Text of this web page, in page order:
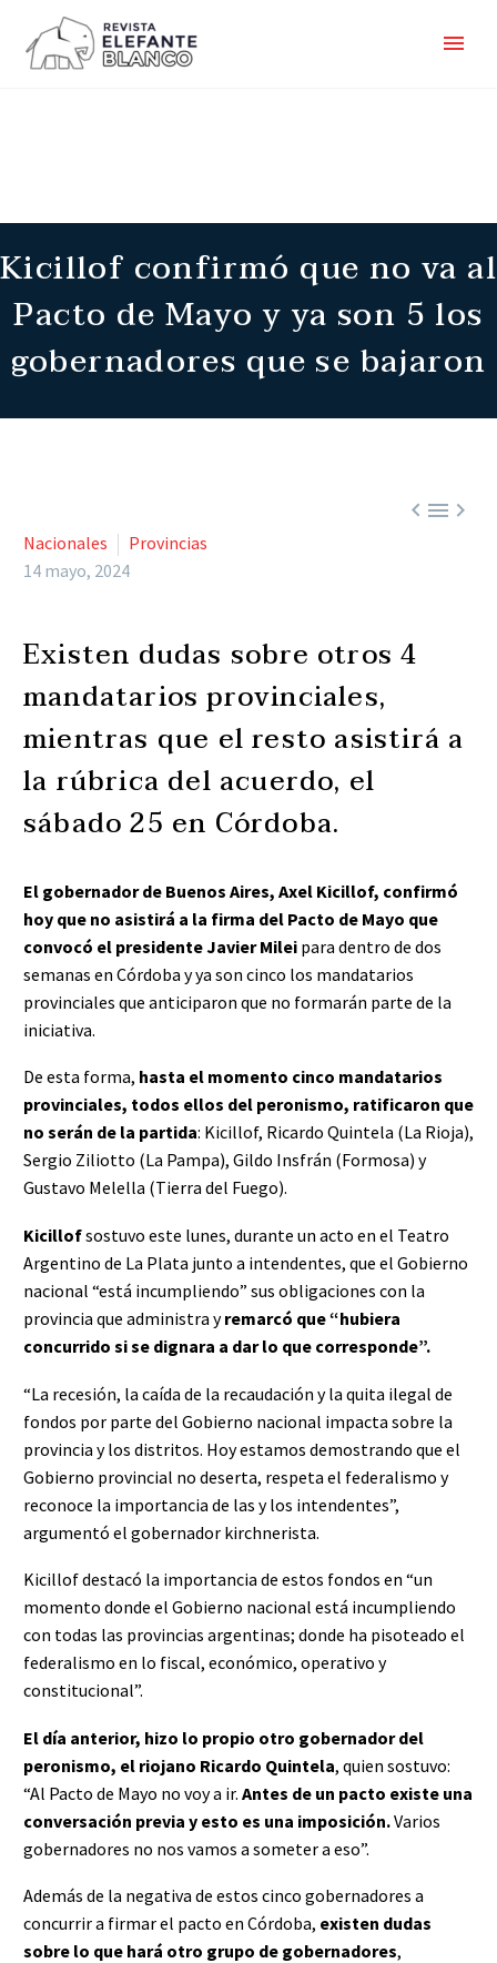
Kicillof confirmó que no va al
Pacto de Mayo y ya son 5 los
gobernadores que se bajaron

Nacionales
Provincias
14 mayo, 2024
Existen dudas sobre otros 4
mandatarios provinciales,
mientras que el resto asistirá a
la rúbrica del acuerdo, el
sábado 25 en Córdoba.
El gobernador de Buenos Aires, Axel Kicillof, confirmó
hoy que no asistirá a la firma del Pacto de Mayo que
convocó el presidente Javier Milei para dentro de dos
semanas en Córdoba y ya son cinco los mandatarios
provinciales que anticiparon que no formarán parte de la
iniciativa.
De esta forma, hasta el momento cinco mandatarios
provinciales, todos ellos del peronismo, ratificaron que
no serán de la partida: Kicillof, Ricardo Quintela (La Rioja),
Sergio Ziliotto (La Pampa), Gildo Insfrán (Formosa) y
Gustavo Melella (Tierra del Fuego).
Kicillofsostuvo este lunes, durante un acto en el Teatro
Argentino de La Plata junto a intendentes, que el Gobierno
nacional “está incumpliendo” sus obligaciones con la
provincia que administra yremarcó que “hubiera
concurrido si se dignara a dar lo que corresponde”.
“La recesión, la caída de la recaudación y la quita ilegal de
fondos por parte del Gobierno nacional impacta sobre la
provincia y los distritos. Hoy estamos demostrando que el
Gobierno provincial no deserta, respeta el federalismo y
reconoce la importancia de las y los intendentes”,
argumentó el gobernador kirchnerista.
Kicillof destacó la importancia de estos fondos en “un
momento donde el Gobierno nacional está incumpliendo
con todas las provincias argentinas; donde ha pisoteado el
federalismo en lo fiscal, económico, operativo y
constitucional”.
El día anterior, hizo lo propio otro gobernador del
peronismo, el riojano Ricardo Quintela, quien sostuvo:
“Al Pacto de Mayo no voy a ir. Antes de un pacto existe una
conversación previa y esto es una imposición.Varios
gobernadores no nos vamos a someter a eso”.
Además de la negativa de estos cinco gobernadores a
concurrir a firmar el pacto en Córdoba, existen dudas
sobre lo que hará otro grupo de gobernadores,